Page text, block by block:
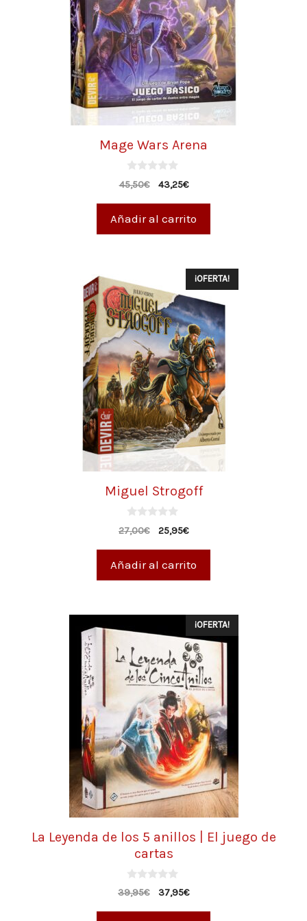
Mage Wars Arena
0
d
45,50€ 43,25€
Añadir al carrito
¡OFERTA!
Miguel Strogoff
0
d
27,00€ 25,95€
Añadir al carrito
¡OFERTA!
La Leyenda de los 5 anillos | El juego de
cartas
0
d
39,95€ 37,95€